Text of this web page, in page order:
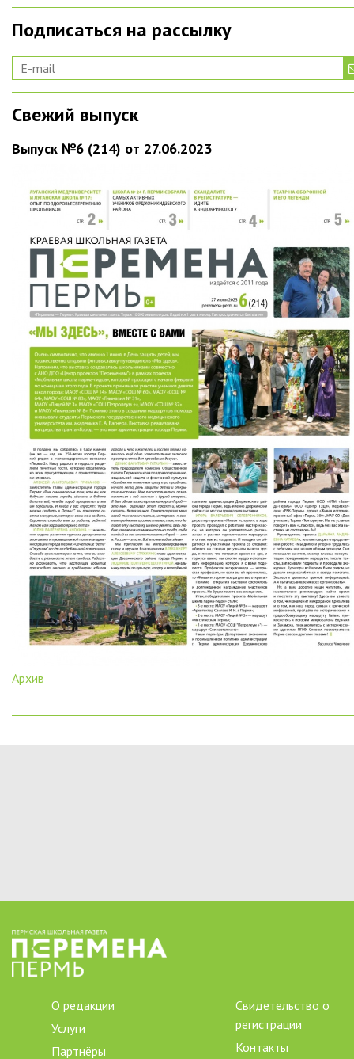
Подписаться на рассылку
Свежий выпуск
Выпуск №6 (214) от 27.06.2023
Архив
О редакции
Услуги
Партнёры
Свидетельство о
регистрации
Контакты